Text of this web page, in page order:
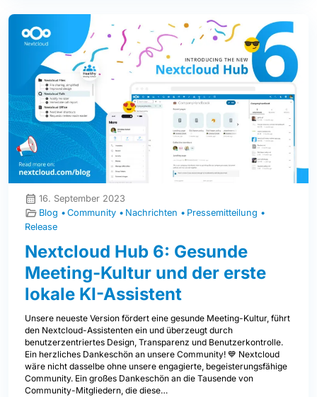
16. September 2023
Blog
Community Nachrichten
Pressemitteilung
Release
Nextcloud Hub 6: Gesunde
Meeting-Kultur und der erste
lokale KI-Assistent
Unsere neueste Version fördert eine gesunde Meeting-Kultur, führt
den Nextcloud-Assistenten ein und überzeugt durch
benutzerzentriertes Design, Transparenz und Benutzerkontrolle.
Ein herzliches Dankeschön an unsere Community! 💙 Nextcloud
wäre nicht dasselbe ohne unsere engagierte, begeisterungsfähige
Community. Ein großes Dankeschön an die Tausende von
Community-Mitgliedern, die diese…